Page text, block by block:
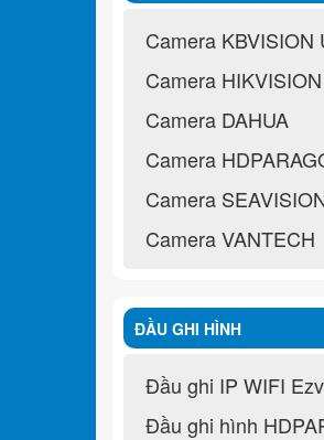
Camera KBVISION
Camera HIKVISION
Camera DAHUA
Camera
Camera
Camera VANTECH
ĐẦU GHI HÌNH
Đầu ghi IP WIFI
Đầu ghi hình